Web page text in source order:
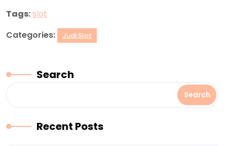
Tags:slot
Categories:
Judi Slot
Search
Search
Recent Posts